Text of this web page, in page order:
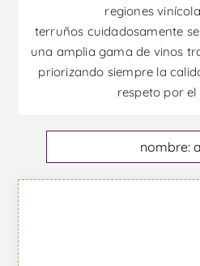
regiones
terruños cuidadosamente
una amplia gama de vinos
priorizando siempre la
respeto por el